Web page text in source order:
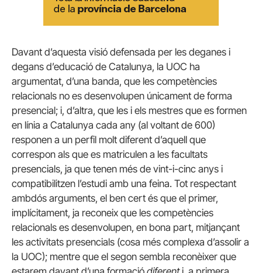
Davant d’aquesta visió defensada per les deganes i
degans d’educació de Catalunya, la UOC ha
argumentat, d’una banda, que les competències
relacionals no es desenvolupen únicament de forma
presencial; i, d’altra, que les i els mestres que es formen
en línia a Catalunya cada any (al voltant de 600)
responen a un perfil molt diferent d’aquell que
correspon als que es matriculen a les facultats
presencials, ja que tenen més de vint-i-cinc anys i
compatibilitzen l’estudi amb una feina. Tot respectant
ambdós arguments, el ben cert és que el primer,
implícitament, ja reconeix que les competències
relacionals es desenvolupen, en bona part, mitjançant
les activitats presencials (cosa més complexa d’assolir a
la UOC); mentre que el segon sembla reconèixer que